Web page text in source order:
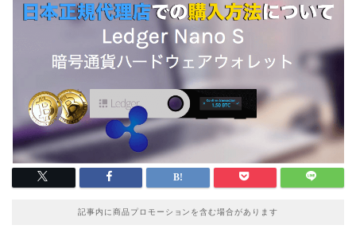
記事内に商品プロモーションを含む場合があります